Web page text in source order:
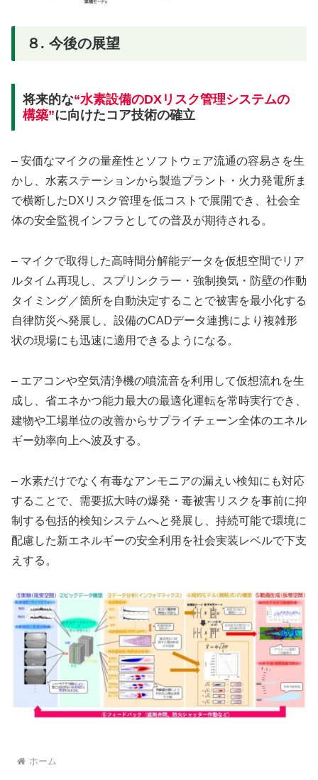
８. 今後の展望
将来的な“水素設備のDXリスク管理システムの
構築”に向けたコア技術の確立
– 安価なマイクの量産性とソフトウェア流通の容易さを生
かし、水素ステーションから製造プラント・火力発電所ま
で横断したDXリスク管理を低コストで展開でき、社会全
体の安全監視インフラとしての普及が期待される。
– マイクで取得した高時間分解能データを仮想空間でリア
ルタイム再現し、スプリンクラー・強制換気・防壁の作動
タイミング／箇所を自動決定することで被害を最小化する
自律防災へ発展し、設備のCADデータ連携により複雑形
状の現場にも迅速に適用できるようになる。
– エアコンや空気清浄機の噴流音を利用して仮想流れを生
成し、省エネかつ能力最大の最適化運転を常時実行でき、
建物や工場単位の改善からサプライチェーン全体のエネル
ギー効率向上へ波及する。
– 水素だけでなく有毒なアンモニアの漏えい検知にも対応
することで、需要拡大時の爆発・毒被害リスクを事前に抑
制する包括的検知システムへと発展し、持続可能で環境に
配慮した新エネルギーの安全利用を社会実装レベルで下支
えする。
ホーム